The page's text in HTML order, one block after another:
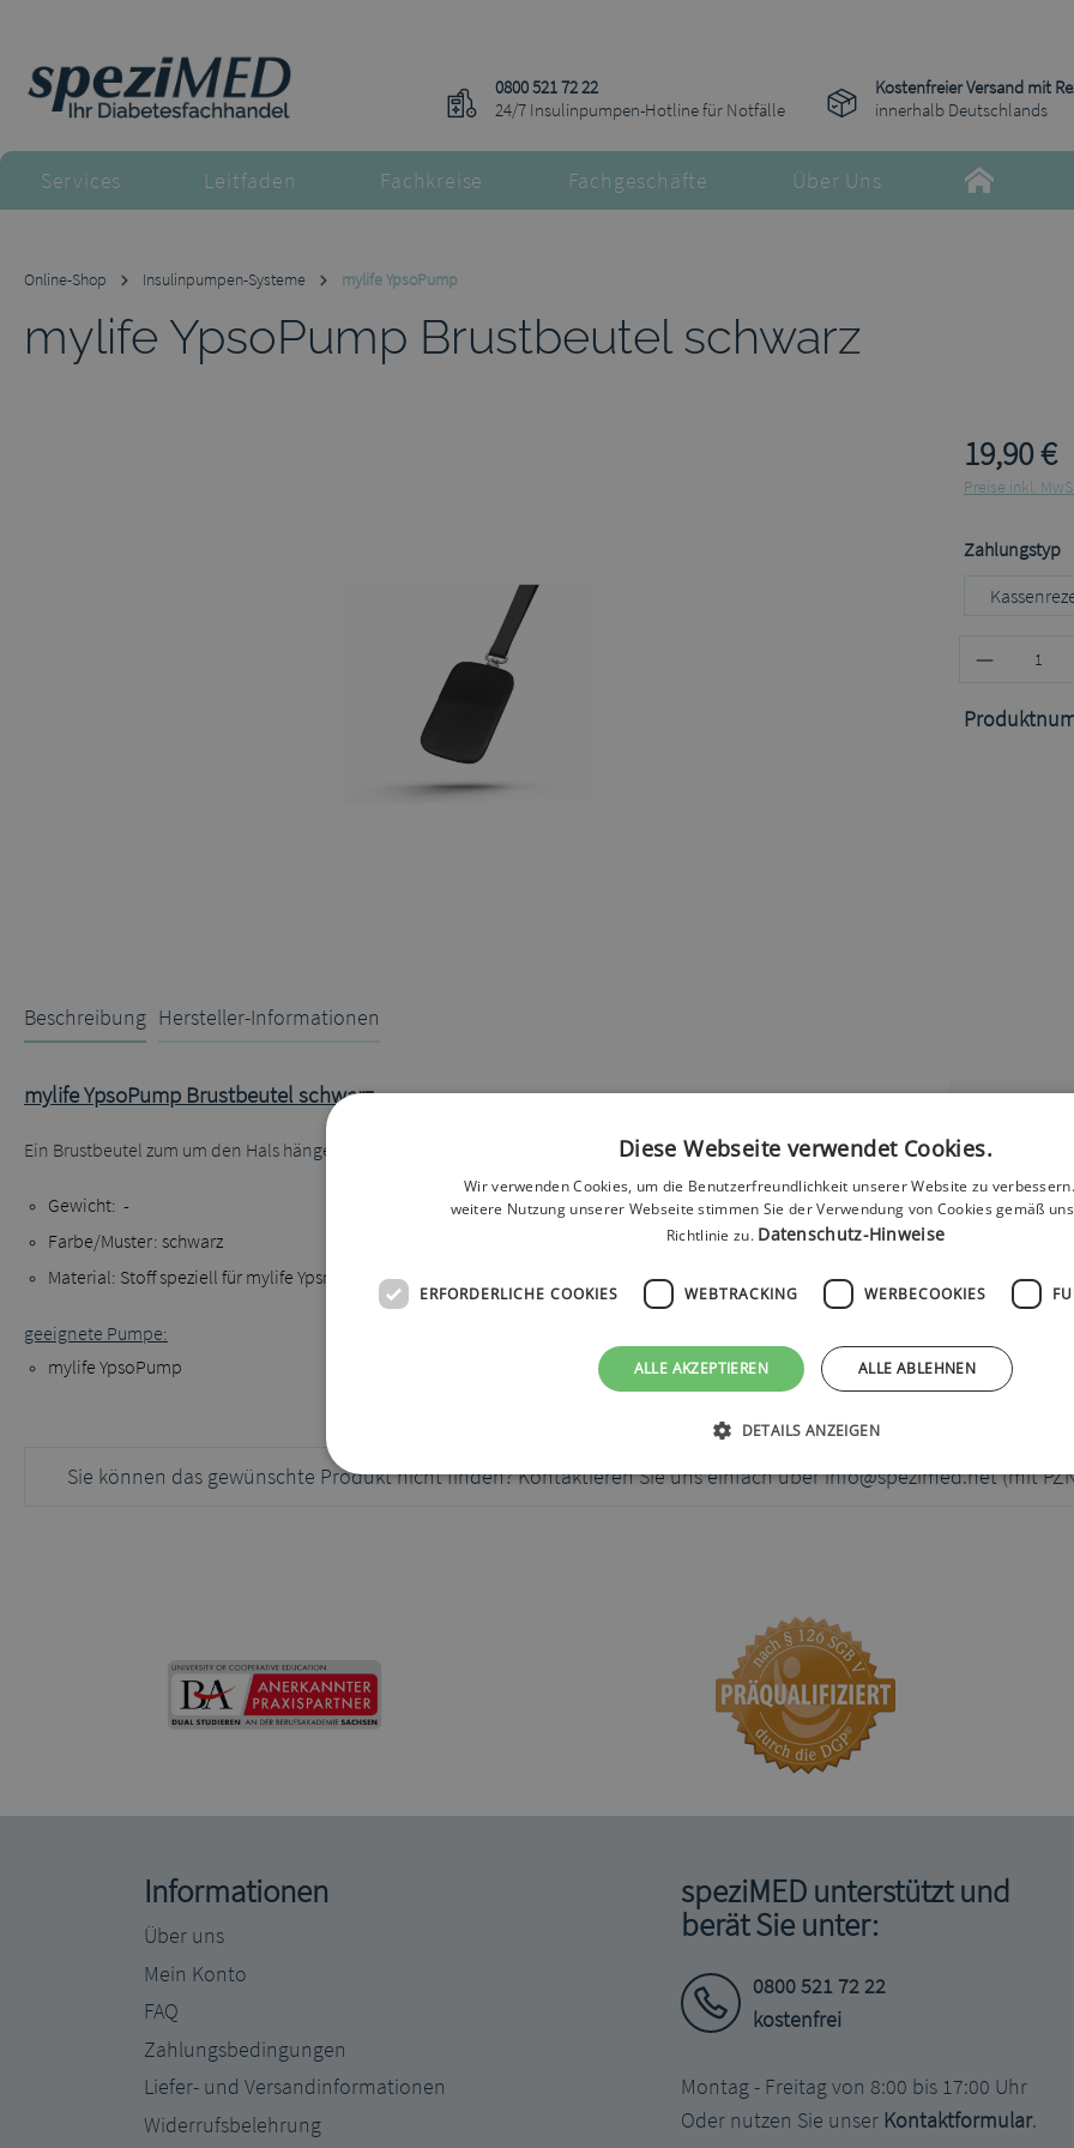
0800 521 72 22
24/7 Insulinpumpen-Hotline für Notfälle
Kostenfreier Versand mit
innerhalb Deutschlands
Services Leitfaden Fachkreise Fachgeschäfte Über Uns
Online-Shop Insulinpumpen-Systeme mylife YpsoPump
mylife YpsoPump Brustbeutel schwarz
19,90 €
Preise inkl.
Zahlungstyp
Beschreibung Hersteller-Informationen
mylife YpsoPump Brustbeutel schwarz
Ein Brustbeutel zum um den Hals hängen in dem die Pumpe senkrecht liegt.
Gewicht: -
Farbe/Muster: schwarz
Material: Stoff speziell für mylife Ypsmpumped
geeignete Pumpe:
mylife YpsoPump
p:
Farbe:
Sie können das gewünschte Produkt nicht finden? Kontaktieren Sie uns einfach über info@spezimed.net (mit
Informationen
Über uns
Mein Konto
FAQ
Zahlungsbedingungen
Liefer- und Versandinformationen
Widerrufsbelehrung
speziMED unterstützt und
berät Sie unter:
0800 521 72 22
kostenfrei
Montag - Freitag von 8:00 bis 17:00 Uhr
Oder nutzen Sie unser Kontaktformular.
Diese Webseite verwendet Cookies.
Wir verwenden Cookies, um die Benutzerfreundlichkeit unserer Website zu
weitere Nutzung unserer Webseite stimmen Sie der Verwendung von Cookies gemäß
Richtlinie zu. Datenschutz-Hinweise
ERFORDERLICHE COOKIES WEBTRACKING WERBECOOKIES
ALLE AKZEPTIEREN ALLE ABLEHNEN
DETAILS ANZEIGEN